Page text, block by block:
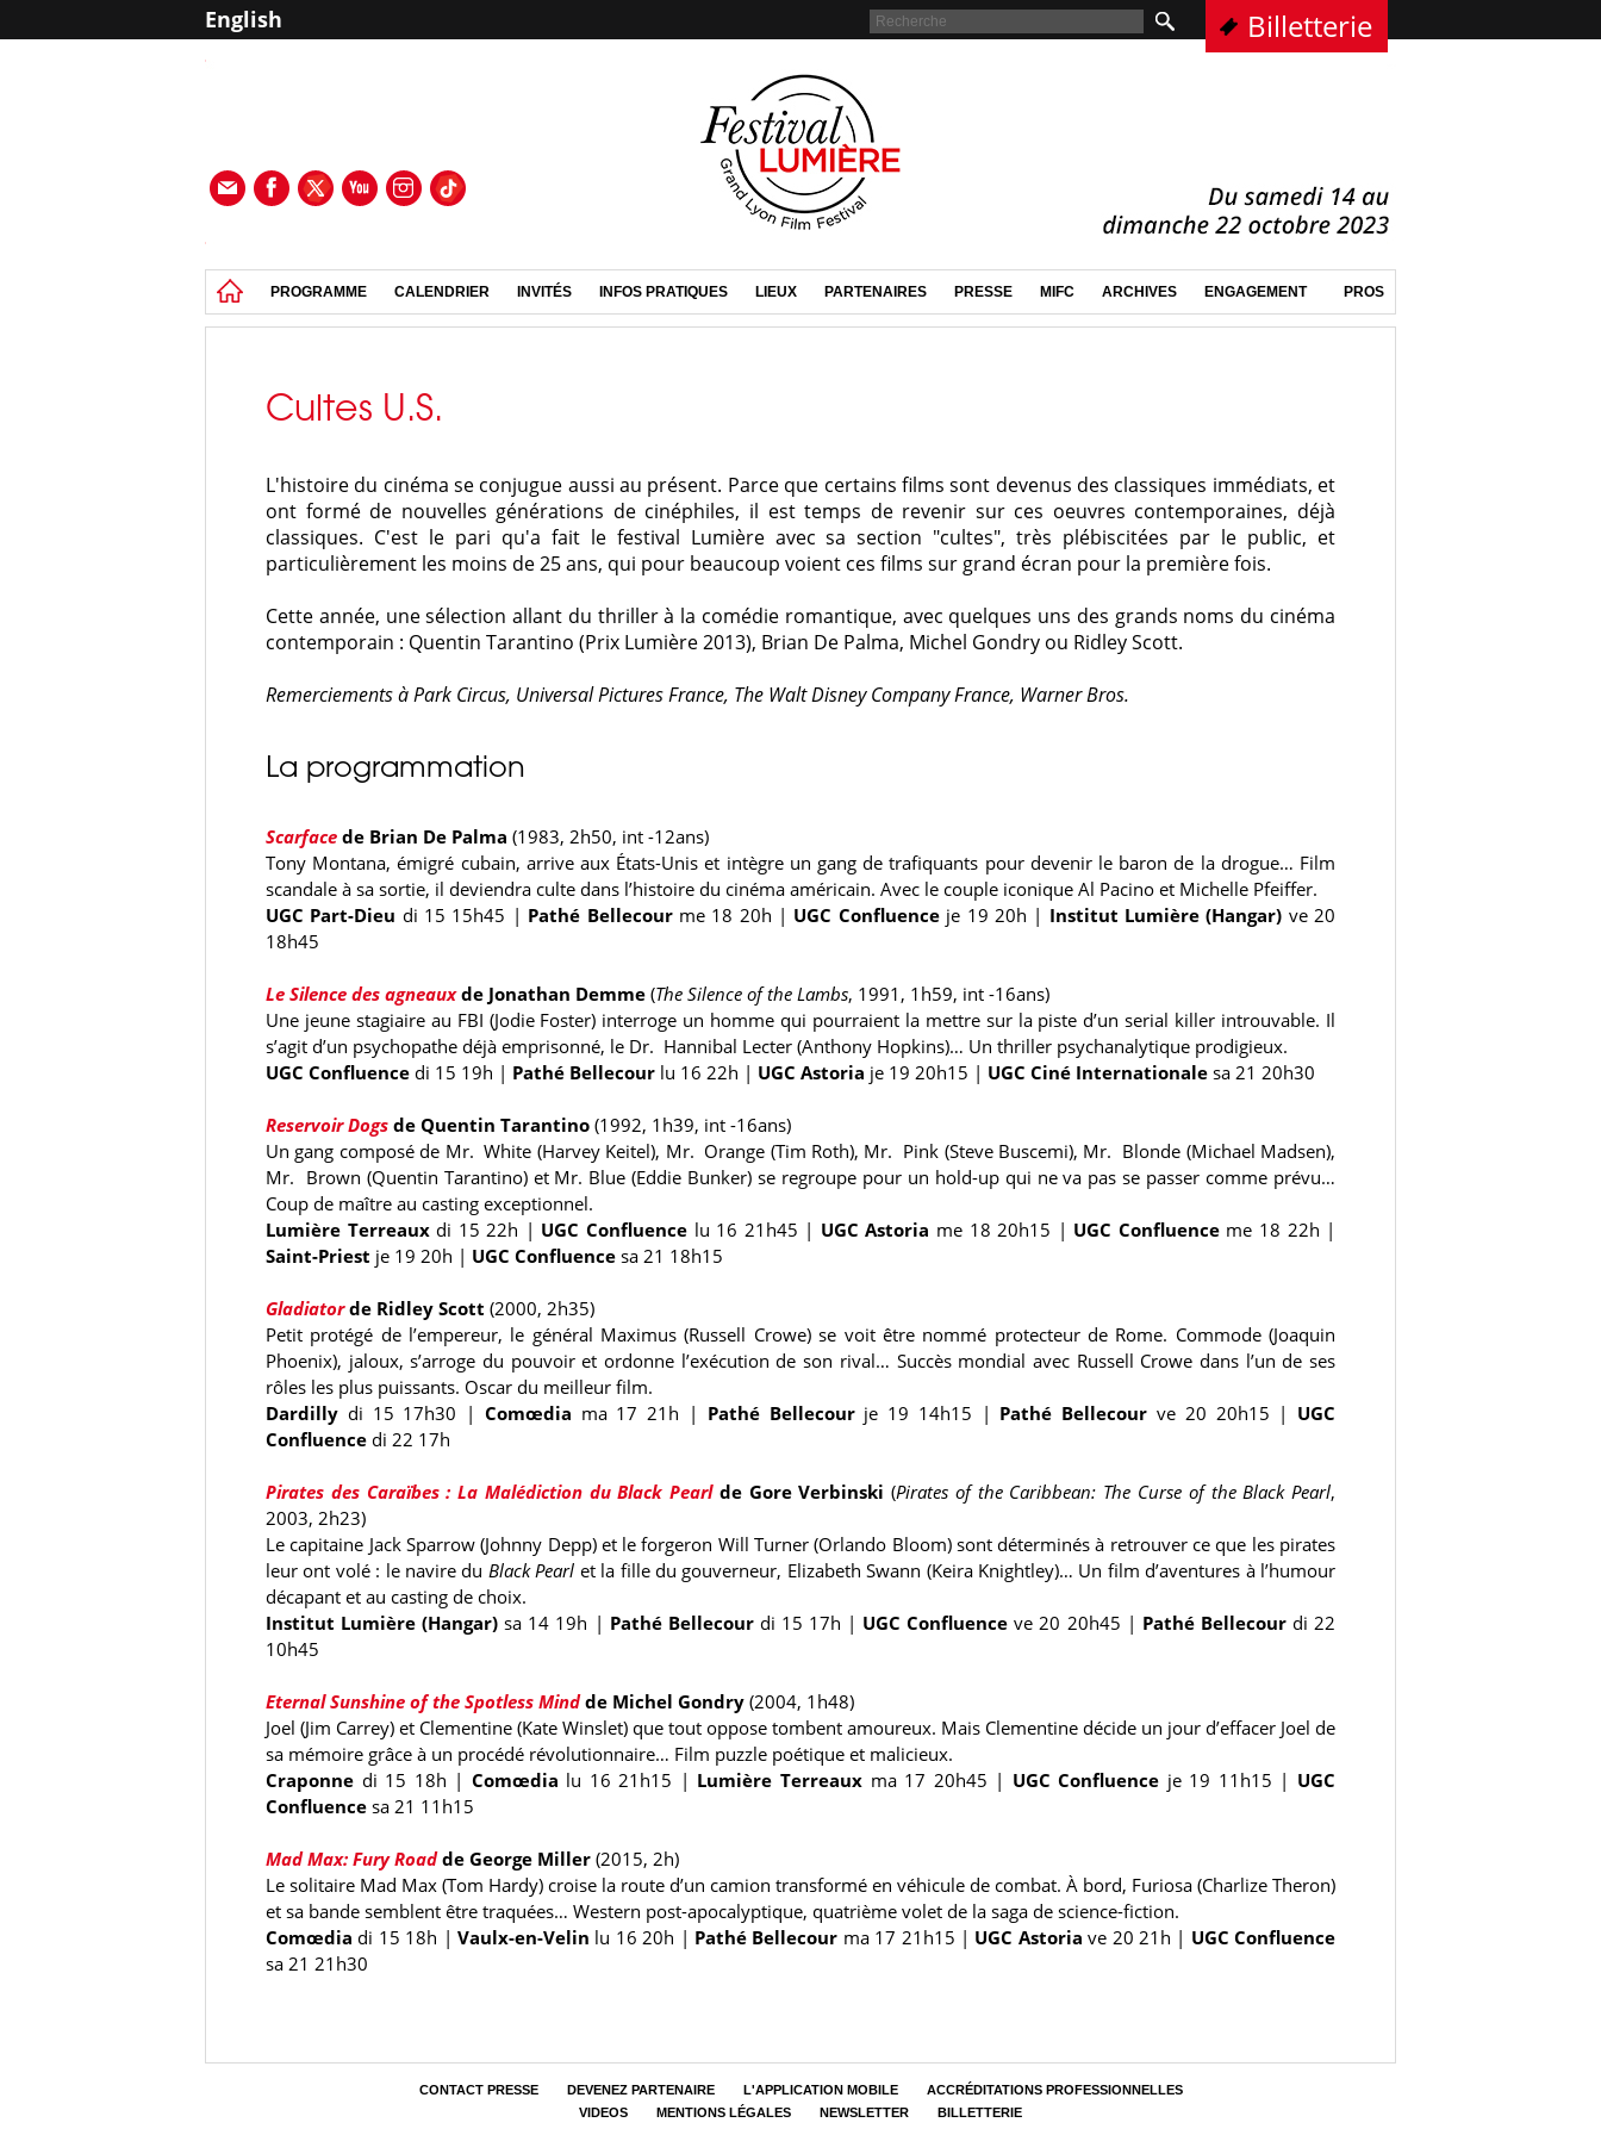
English Billetterie
PROGRAMME CALENDRIER INVITÉS INFOS PRATIQUES LIEUX PARTENAIRES PRESSE MIFC ARCHIVES ENGAGEMENT PROS
Cultes U.S.
L'histoire du cinéma se conjugue aussi au présent. Parce que certains films sont devenus des classiques immédiats, et
ont formé de nouvelles générations de cinéphiles, il est temps de revenir sur ces oeuvres contemporaines, déjà
classiques. C'est le pari qu'a fait le festival Lumière avec sa section "cultes", très plébiscitées par le public, et
particulièrement les moins de 25 ans, qui pour beaucoup voient ces films sur grand écran pour la première fois.
Cette année, une sélection allant du thriller à la comédie romantique, avec quelques uns des grands noms du cinéma
contemporain : Quentin Tarantino (Prix Lumière 2013), Brian De Palma, Michel Gondry ou Ridley Scott.
Remerciements à Park Circus, Universal Pictures France, The Walt Disney Company France, Warner Bros.
La programmation
Scarface de Brian De Palma (1983, 2h50, int -12ans)
Tony Montana, émigré cubain, arrive aux États-Unis et intègre un gang de trafiquants pour devenir le baron de la drogue… Film
scandale à sa sortie, il deviendra culte dans l’histoire du cinéma américain. Avec le couple iconique Al Pacino et Michelle Pfeiffer.
UGC Part-Dieu di 15 15h45 | Pathé Bellecourme 18 20h | UGC Confluenceje 19 20h | Institut Lumière (Hangar) ve 20
18h45
Le Silence des agneaux de Jonathan Demme (The Silence of the Lambs, 1991, 1h59, int -16ans)
Une jeune stagiaire au FBI (Jodie Foster) interroge un homme qui pourraient la mettre sur la piste d’un serial killer introuvable. Il
s’agit d’un psychopathe déjà emprisonné, le Dr. Hannibal Lecter (Anthony Hopkins)… Un thriller psychanalytique prodigieux.
UGC Confluence di 15 19h | Pathé Bellecour lu 16 22h | UGC Astoria je 19 20h15 | UGC Ciné Internationale sa 21 20h30
Reservoir Dogs de Quentin Tarantino (1992, 1h39, int -16ans)
Un gang composé de Mr. White (Harvey Keitel), Mr. Orange (Tim Roth), Mr. Pink (Steve Buscemi), Mr. Blonde (Michael Madsen),
Mr. Brown (Quentin Tarantino) et Mr. Blue (Eddie Bunker) se regroupe pour un hold-up qui ne va pas se passer comme prévu…
Coup de maître au casting exceptionnel.
Lumière Terreauxdi 15 22h | UGC Confluence lu 16 21h45 | UGC Astoria me 18 20h15 | UGC Confluenceme 18 22h |
Saint-Priest je 19 20h | UGC Confluence sa 21 18h15
Gladiator de Ridley Scott (2000, 2h35)
Petit protégé de l’empereur, le général Maximus (Russell Crowe) se voit être nommé protecteur de Rome. Commode (Joaquin
Phoenix), jaloux, s’arroge du pouvoir et ordonne l’exécution de son rival… Succès mondial avec Russell Crowe dans l’un de ses
rôles les plus puissants. Oscar du meilleur film.
Dardilly di 15 17h30 | Comœdia ma 17 21h | Pathé Bellecourje 19 14h15 | Pathé Bellecour ve 20 20h15 | UGC
Confluence di 22 17h
Pirates des Caraïbes : La Malédiction du Black Pearl de Gore Verbinski (Pirates of the Caribbean: The Curse of the Black Pearl,
2003, 2h23)
Le capitaine Jack Sparrow (Johnny Depp) et le forgeron Will Turner (Orlando Bloom) sont déterminés à retrouver ce que les pirates
leur ont volé : le navire du Black Pearl et la fille du gouverneur, Elizabeth Swann (Keira Knightley)… Un film d’aventures à l’humour
décapant et au casting de choix.
Institut Lumière (Hangar) sa 14 19h | Pathé Bellecourdi 15 17h | UGC Confluence ve 20 20h45 | Pathé Bellecourdi 22
10h45
Eternal Sunshine of the Spotless Mind de Michel Gondry (2004, 1h48)
Joel (Jim Carrey) et Clementine (Kate Winslet) que tout oppose tombent amoureux. Mais Clementine décide un jour d’effacer Joel de
sa mémoire grâce à un procédé révolutionnaire… Film puzzle poétique et malicieux.
Craponne di 15 18h | Comœdia lu 16 21h15 | Lumière Terreaux ma 17 20h45 | UGC Confluence je 19 11h15 | UGC
Confluence sa 21 11h15
Mad Max: Fury Road de George Miller (2015, 2h)
Le solitaire Mad Max (Tom Hardy) croise la route d’un camion transformé en véhicule de combat. À bord, Furiosa (Charlize Theron)
et sa bande semblent être traquées… Western post-apocalyptique, quatrième volet de la saga de science-fiction.
Comœdia di 15 18h | Vaulx-en-Velin lu 16 20h | Pathé Bellecour ma 17 21h15 | UGC Astoria ve 20 21h | UGC Confluence
sa 21 21h30
CONTACT PRESSE DEVENEZ PARTENAIRE L'APPLICATION MOBILE
ACCRÉDITATIONS PROFESSIONNELLES
VIDEOS
MENTIONS LÉGALES NEWSLETTER BILLETTERIE